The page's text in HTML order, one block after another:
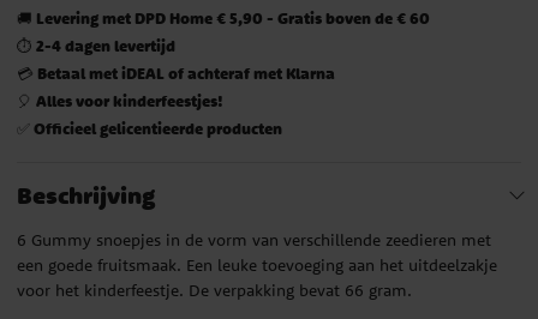
🚚 Levering met DPD Home € 5,90 - Gratis boven de € 60
⏱️ 2-4 dagen levertijd
💳 Betaal met iDEAL of achteraf met Klarna
🎈 Alles voor kinderfeestjes!
✅ Officieel gelicentieerde producten
Beschrijving
6 Gummy snoepjes in de vorm van verschillende zeedieren met
een goede fruitsmaak. Een leuke toevoeging aan het uitdeelzakje
voor het kinderfeestje. De verpakking bevat 66 gram.